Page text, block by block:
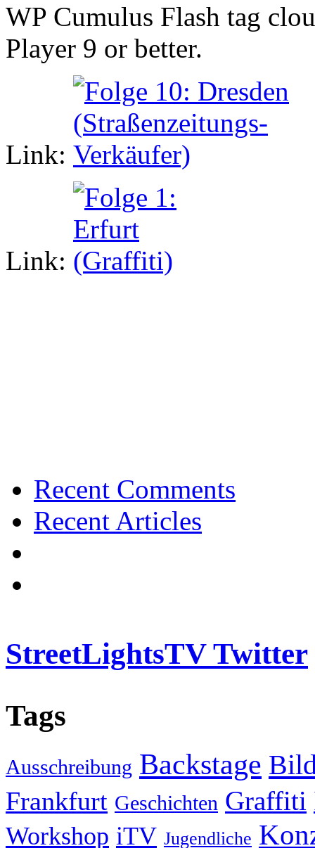
WP Cumulus Flash tag
Player 9 or better.
Link:
Link:
Recent Comments
Recent Articles
StreetLightsTV Twitter
Tags
Ausschreibung Backstage
Frankfurt Geschichten Graffiti
Workshop iTV Jugendliche